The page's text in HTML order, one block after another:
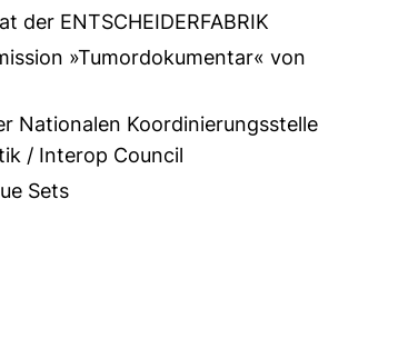
der ENTSCHEIDERFABRIK
»Tumordokumentar« von
Nationalen Koordinierungsstelle
/ Interop Council
Sets